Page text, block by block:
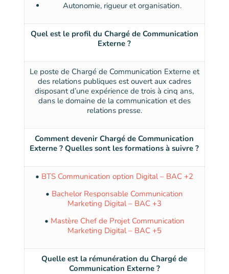
Autonomie, rigueur et organisation.
Quel est le profil du Chargé de Communication
Externe ?
Le poste de Chargé de Communication Externe et
des relations publiques est ouvert aux cadres
disposant d’une expérience de trois à cinq ans,
dans le domaine de la communication et des
relations presse.
Comment devenir Chargé de Communication
Externe ? Quelles sont les formations à suivre ?
• BTS Communication option Digital – BAC +2
• Bachelor Responsable Communication
Marketing Digital – BAC +3
• Mastère Chef de Projet Communication
Marketing Digital – BAC +5
Quelle est la rémunération du Chargé de
Communication Externe ?